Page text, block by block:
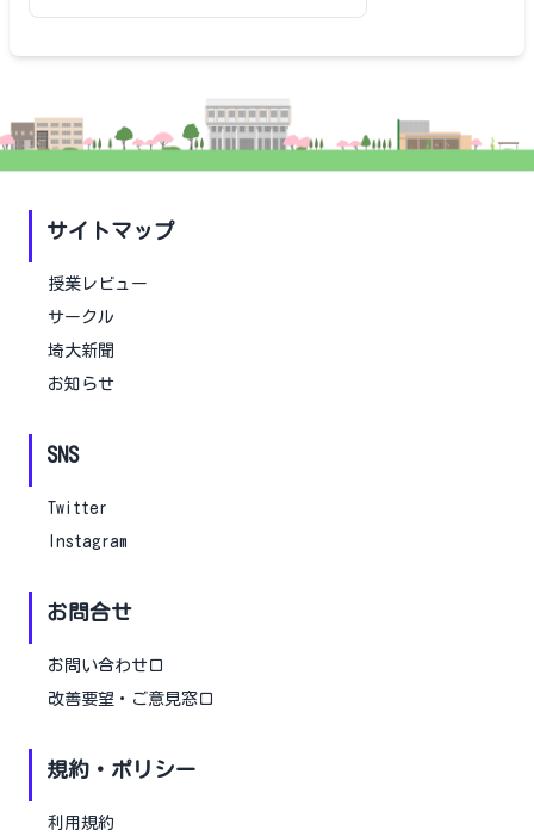
サイトマップ
授業レビュー
サークル
埼大新聞
お知らせ
SNS
Twitter
Instagram
お問合せ
お問い合わせ口
改善要望・ご意見窓口
規約・ポリシー
利用規約